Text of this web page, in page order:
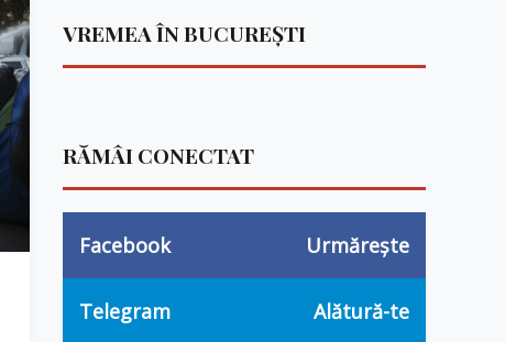
VREMEA ÎN BUCUREȘTI
RĂMÂI CONECTAT
Facebook Urmărește
Telegram Alătură-te